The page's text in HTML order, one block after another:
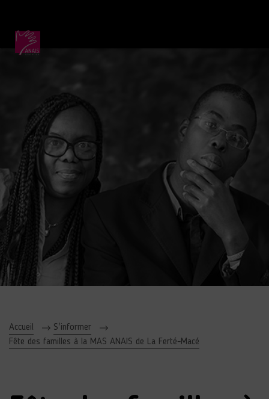
Accueil
S'informer
Fête des familles à la MAS ANAIS de La Ferté-Macé